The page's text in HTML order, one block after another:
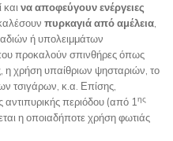
καινα αποφεύγουν ενέργειες
πυρκαγιά από αμέλεια,
ή υπολειμμάτων
προκαλούν σπινθήρες όπως
η χρήση υπαίθριων ψησταριών, το
τσιγάρων, κ.α. Επίσης,
αντιπυρικής περιόδου (από 1ης
η οποιαδήποτε χρήση φωτιάς